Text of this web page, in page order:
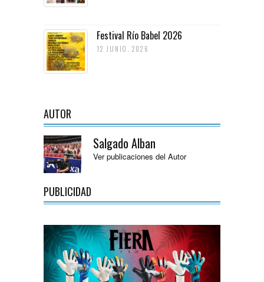
Festival Río Babel 2026
12 JUNIO, 2026
AUTOR
Salgado Alban
Ver publicaciones del Autor
PUBLICIDAD